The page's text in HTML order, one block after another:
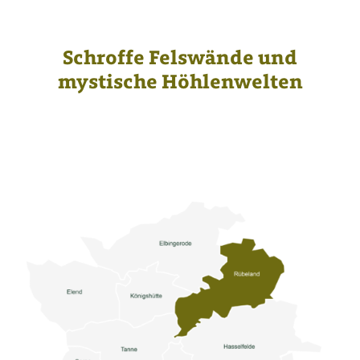
Schroffe Felswände und
mystische Höhlenwelten